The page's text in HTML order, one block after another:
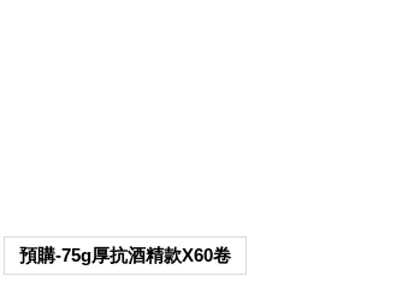
預購-75g厚抗酒精款X60卷